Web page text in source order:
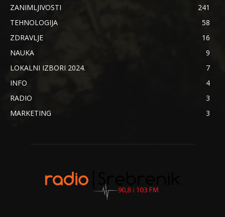
ZANIMLJIVOSTI
241
TEHNOLOGIJA
58
ZDRAVLJE
16
NAUKA
9
LOKALNI IZBORI 2024.
7
INFO
4
RADIO
3
MARKETING
3